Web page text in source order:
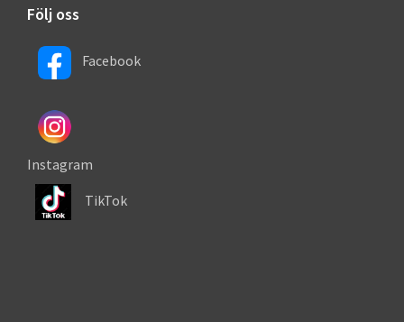
Följ oss
Facebook
Instagram
TikTok